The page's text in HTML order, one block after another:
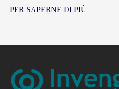
PER SAPERNE DI PIÙ